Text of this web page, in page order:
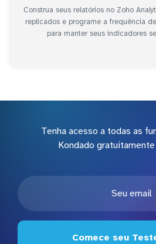
Construa seus relatórios no Zoho
replicados e programe a frequência
para manter seus indicadores
Tenha acesso a todas as
Kondado
Comece seu